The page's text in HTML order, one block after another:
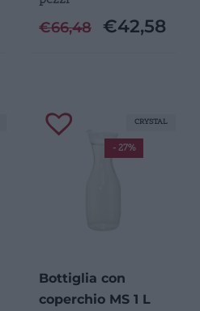
€66,48 €42,58
Bottiglia con
coperchio MS 1 L
- 27%
CRYSTAL